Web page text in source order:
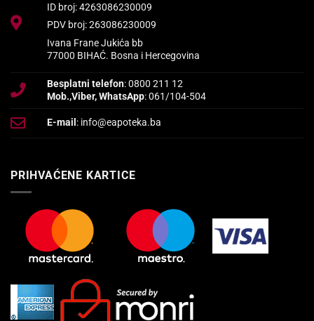
ID broj: 4263086230009
PDV broj: 263086230009
Ivana Frane Jukića bb
77000 BIHAĆ. Bosna i Hercegovina
Besplatni telefon: 0800 211 12
Mob.,Viber, WhatsApp: 061/104-504
E-mail : info@eapoteka.ba
PRIHVAĆENE KARTICE